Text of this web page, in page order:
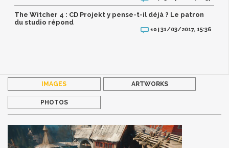
The Witcher 4 : CD Projekt y pense-t-il déjà ? Le patron
du studio répond
10 |31/03/2017, 15:36
IMAGES ARTWORKS
PHOTOS